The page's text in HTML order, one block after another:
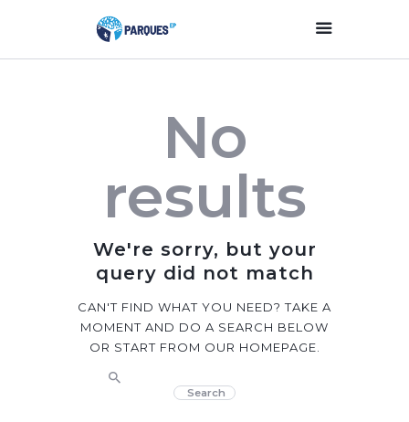
Parques Y Plazas
Participación
Ciudadana
Planificación
Transparencia
Contacto
No
results
We're sorry, but your
query did not match
CAN'T FIND WHAT YOU NEED? TAKE A
MOMENT AND DO A SEARCH BELOW
OR START FROM OUR HOMEPAGE